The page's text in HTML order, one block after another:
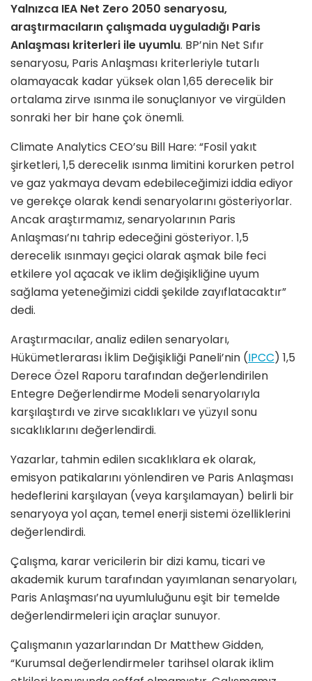
Yalnızca IEA Net Zero 2050 senaryosu,
araştırmacıların çalışmada uyguladığı Paris
Anlaşması kriterleri ile uyumlu. BP’nin Net Sıfır
senaryosu, Paris Anlaşması kriterleriyle tutarlı
olamayacak kadar yüksek olan 1,65 derecelik bir
ortalama zirve ısınma ile sonuçlanıyor ve virgülden
sonraki her bir hane çok önemli.
Climate Analytics CEO’su Bill Hare: “Fosil yakıt
şirketleri, 1,5 derecelik ısınma limitini korurken petrol
ve gaz yakmaya devam edebileceğimizi iddia ediyor
ve gerekçe olarak kendi senaryolarını gösteriyorlar.
Ancak araştırmamız, senaryolarının Paris
Anlaşması’nı tahrip edeceğini gösteriyor. 1,5
derecelik ısınmayı geçici olarak aşmak bile feci
etkilere yol açacak ve iklim değişikliğine uyum
sağlama yeteneğimizi ciddi şekilde zayıflatacaktır”
dedi.
Araştırmacılar, analiz edilen senaryoları,
Hükümetlerarası İklim Değişikliği Paneli’nin (IPCC) 1,5
Derece Özel Raporu tarafından değerlendirilen
Entegre Değerlendirme Modeli senaryolarıyla
karşılaştırdı ve zirve sıcaklıkları ve yüzyıl sonu
sıcaklıklarını değerlendirdi.
Yazarlar, tahmin edilen sıcaklıklara ek olarak,
emisyon patikalarını yönlendiren ve Paris Anlaşması
hedeflerini karşılayan (veya karşılamayan) belirli bir
senaryoya yol açan, temel enerji sistemi özelliklerini
değerlendirdi.
Çalışma, karar vericilerin bir dizi kamu, ticari ve
akademik kurum tarafından yayımlanan senaryoları,
Paris Anlaşması’na uyumluluğunu eşit bir temelde
değerlendirmeleri için araçlar sunuyor.
Çalışmanın yazarlarından Dr Matthew Gidden,
“Kurumsal değerlendirmeler tarihsel olarak iklim